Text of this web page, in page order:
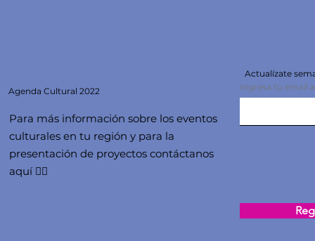
Agenda Cultural 2022
Para más información sobre los eventos
culturales en tu región y para la
presentación de proyectos contáctanos
aquí 👇🏻
Actualízate
Ingresa tu email